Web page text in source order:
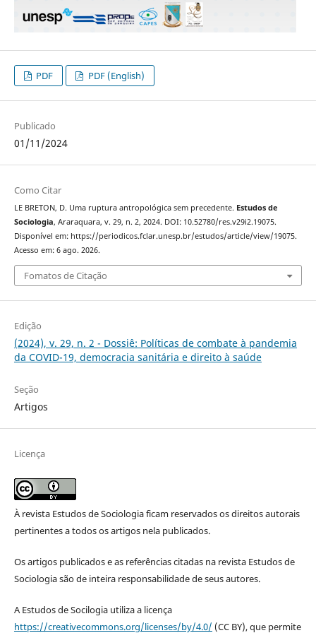
PDF PDF (English)
Publicado
01/11/2024
Como Citar
LE BRETON, D. Uma ruptura antropológica sem precedente. Estudos de
Sociologia, Araraquara, v. 29, n. 2, 2024. DOI: 10.52780/res.v29i2.19075.
Disponível em: https://periodicos.fclar.unesp.br/estudos/article/view/19075.
Acesso em: 6 ago. 2026.
Fomatos de Citação
Edição
(2024), v. 29, n. 2 - Dossiê: Políticas de combate à pandemia
da COVID-19, democracia sanitária e direito à saúde
Seção
Artigos
Licença
À revista Estudos de Sociologia ficam reservados os direitos autorais
pertinentes a todos os artigos nela publicados.
Os artigos publicados e as referências citadas na revista Estudos de
Sociologia são de inteira responsabilidade de seus autores.
A Estudos de Socilogia utiliza a licença
https://creativecommons.org/licenses/by/4.0/ (CC BY), que permite